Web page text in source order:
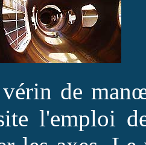
de
l'emploi